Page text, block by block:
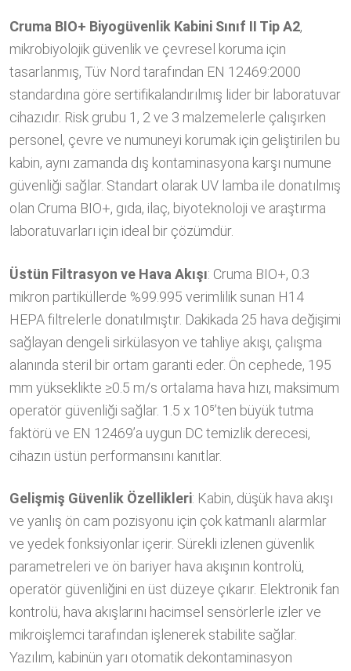
Cruma BIO+ Biyogüvenlik Kabini Sınıf II Tip A2,
mikrobiyolojik güvenlik ve çevresel koruma için
tasarlanmış, Tüv Nord tarafından EN 12469:2000
standardına göre sertifikalandırılmış lider bir laboratuvar
cihazıdır. Risk grubu 1, 2 ve 3 malzemelerle çalışırken
personel, çevre ve numuneyi korumak için geliştirilen bu
kabin, aynı zamanda dış kontaminasyona karşı numune
güvenliği sağlar. Standart olarak UV lamba ile donatılmış
olan Cruma BIO+, gıda, ilaç, biyoteknoloji ve araştırma
laboratuvarları için ideal bir çözümdür.
Üstün Filtrasyon ve Hava Akışı: Cruma BIO+, 0.3
mikron partiküllerde %99.995 verimlilik sunan H14
HEPA filtrelerle donatılmıştır. Dakikada 25 hava değişimi
sağlayan dengeli sirkülasyon ve tahliye akışı, çalışma
alanında steril bir ortam garanti eder. Ön cephede, 195
mm yükseklikte ≥0.5 m/s ortalama hava hızı, maksimum
operatör güvenliği sağlar. 1.5 x 10⁵’ten büyük tutma
faktörü ve EN 12469’a uygun DC temizlik derecesi,
cihazın üstün performansını kanıtlar.
Gelişmiş Güvenlik Özellikleri: Kabin, düşük hava akışı
ve yanlış ön cam pozisyonu için çok katmanlı alarmlar
ve yedek fonksiyonlar içerir. Sürekli izlenen güvenlik
parametreleri ve ön bariyer hava akışının kontrolü,
operatör güvenliğini en üst düzeye çıkarır. Elektronik fan
kontrolü, hava akışlarını hacimsel sensörlerle izler ve
mikroişlemci tarafından işlenerek stabilite sağlar.
Yazılım, kabinün yarı otomatik dekontaminasyon